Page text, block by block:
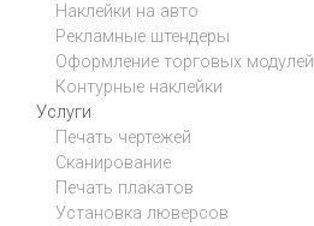
Наклейки на авто
Рекламные штендеры
Оформление торговых модулей
Контурные наклейки
Услуги
Печать чертежей
Сканирование
Печать плакатов
Установка люверсов